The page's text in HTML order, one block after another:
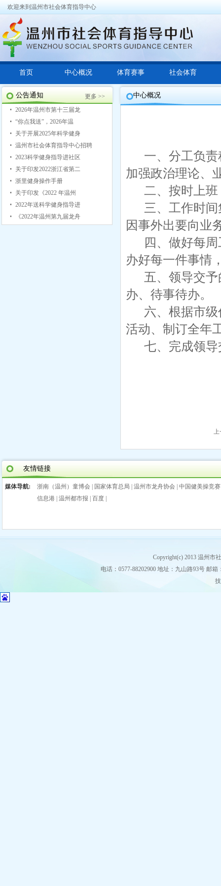
欢迎来到温州市社会体育指导中心
首页 中心概况 体育赛事 社会体育
公告通知
更多 >>
2026年温州市第十三届龙
“你点我送”，2026年温
关于开展2025年科学健身
温州市社会体育指导中心招聘
2023科学健身指导进社区
关于印发2022浙江省第二
浙里健身操作手册
关于印发《2022 年温州
2022年送科学健身指导进
《2022年温州第九届龙舟
中心概况
一、分工负
加强政治理论、
二、按时上
三、工作时
因事外出要向业
四、做好每
办好每一件事情
五、领导交
办、待事待办。
六、根据市
活动、制订全年
七、完成领
上
友情链接
媒体导航: 浙南（温州）童博会 国家体育总局 温州市龙舟协会 中国健美操竞
信息港 温州都市报 百度
Copyright(c) 2013 温州市
电话：0577-88202900 地址：九山路93号 邮箱